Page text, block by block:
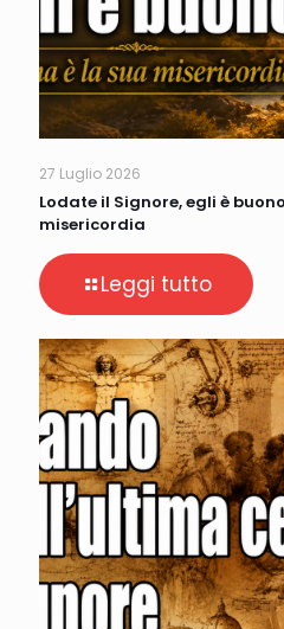
27 Luglio 2026
Lodate il Signore, egli è
misericordia
Leggi tutto